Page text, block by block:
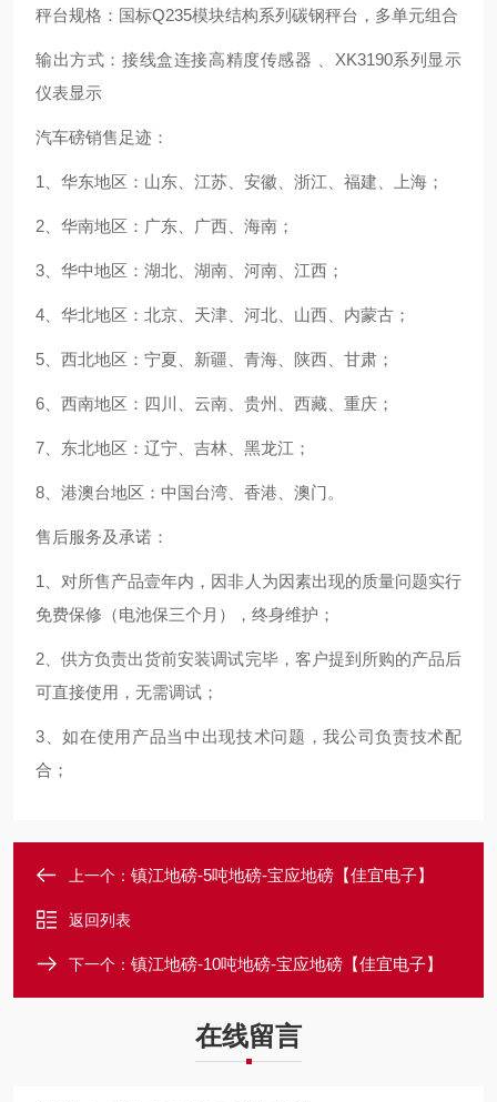
秤台规格：国标Q235模块结构系列碳钢秤台，多单元组合
输出方式：接线盒连接高精度传感器 、XK3190系列显示
仪表显示
汽车磅销售足迹：
1、华东地区：山东、江苏、安徽、浙江、福建、上海；
2、华南地区：广东、广西、海南；
3、华中地区：湖北、湖南、河南、江西；
4、华北地区：北京、天津、河北、山西、内蒙古；
5、西北地区：宁夏、新疆、青海、陕西、甘肃；
6、西南地区：四川、云南、贵州、西藏、重庆；
7、东北地区：辽宁、吉林、黑龙江；
8、港澳台地区：中国台湾、香港、澳门。
售后服务及承诺：
1、对所售产品壹年内，因非人为因素出现的质量问题实行
免费保修（电池保三个月），终身维护；
2、供方负责出货前安装调试完毕，客户提到所购的产品后
可直接使用，无需调试；
3、如在使用产品当中出现技术问题，我公司负责技术配
合；
上一个： 镇江地磅-5吨地磅-宝应地磅【佳宜电子】
返回列表
下一个： 镇江地磅-10吨地磅-宝应地磅【佳宜电子】
在线留言